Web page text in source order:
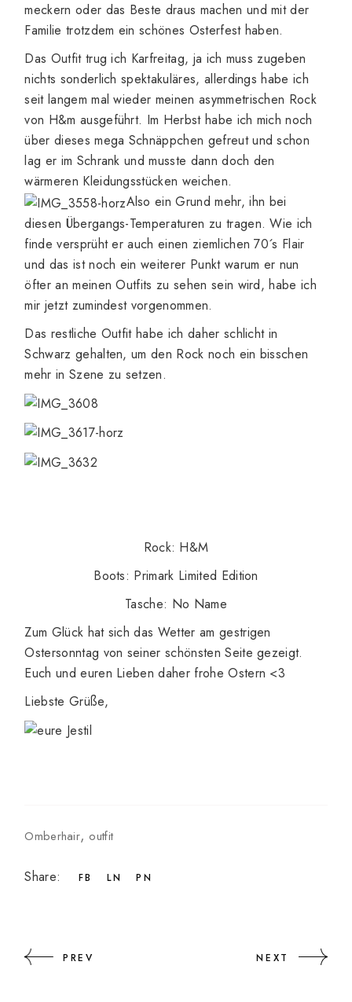
meckern oder das Beste draus machen und mit der
Familie trotzdem ein schönes Osterfest haben.
Das Outfit trug ich Karfreitag, ja ich muss zugeben
nichts sonderlich spektakuläres, allerdings habe ich
seit langem mal wieder meinen asymmetrischen Rock
von H&m ausgeführt. Im Herbst habe ich mich noch
über dieses mega Schnäppchen gefreut und schon
lag er im Schrank und musste dann doch den
wärmeren Kleidungsstücken weichen.
Also ein Grund mehr, ihn bei
diesen Übergangs-Temperaturen zu tragen. Wie ich
finde versprüht er auch einen ziemlichen 70´s Flair
und das ist noch ein weiterer Punkt warum er nun
öfter an meinen Outfits zu sehen sein wird, habe ich
mir jetzt zumindest vorgenommen.
Das restliche Outfit habe ich daher schlicht in
Schwarz gehalten, um den Rock noch ein bisschen
mehr in Szene zu setzen.
Rock: H&M
Boots: Primark Limited Edition
Tasche: No Name
Zum Glück hat sich das Wetter am gestrigen
Ostersonntag von seiner schönsten Seite gezeigt.
Euch und euren Lieben daher frohe Ostern <3
Liebste Grüße,
Omberhair outfit
Share: FB LN PN
PREV NEXT